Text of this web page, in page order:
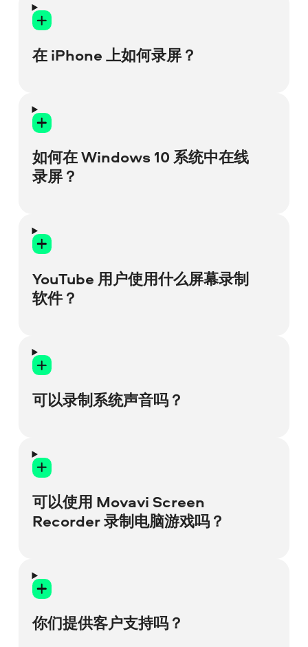
启动 Movavi Screen Recorder，然后点击
幕录制
参数，然后点击 开始录制 。要结束录制，点
击录制面板上的停止 。
在 iPhone 上如何录屏？
要在 iPhone 上录制屏幕，请在
中心
钮。
如何在 Windows 10 系统中在线
录屏？
使用我们的
想要捕捉的内容，允许访问您的摄像头和麦
克风，然后点击共享以捕捉您的屏幕。
YouTube 用户使用什么屏幕录制
软件？
许多 YouTube 用户因直观的界面、便捷的屏
幕捕捉工具和高质量的视频录制而选择使用
Movavi Screen Recorder。它拥有您需要的
一切，可以让您的截屏视频的信息更加丰
程。
可以录制系统声音吗？
可以，Movavi 屏幕录制软件允许您录制系统
声音。只需在开始录制会话之前点击录制面
板上的系统音频 按钮即可。
可以使用 Movavi Screen
Recorder 录制电脑游戏吗？
抱歉，Screen Recorder 不适合录制游戏。
如果您需要录制游戏，建议您尝试 Gecata
by Movavi。
你们提供客户支持吗？